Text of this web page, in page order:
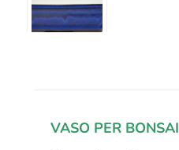
VASO PER BONSAI